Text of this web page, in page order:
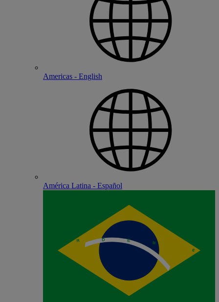
Americas - English
América Latina - Español